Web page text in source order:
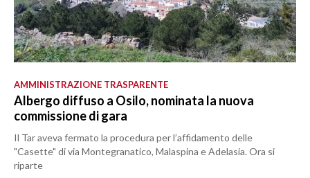
AMMINISTRAZIONE TRASPARENTE
Albergo diffuso a Osilo, nominata la nuova
commissione di gara
Il Tar aveva fermato la procedura per l’affidamento delle
"Casette" di via Montegranatico, Malaspina e Adelasia. Ora si
riparte